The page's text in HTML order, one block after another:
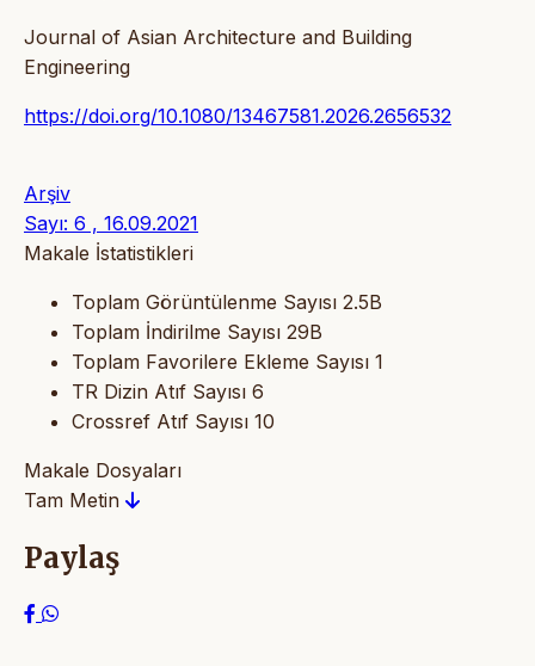
Journal of Asian Architecture and Building
Engineering
https://doi.org/10.1080/13467581.2026.2656532
Arşiv
Sayı: 6 , 16.09.2021
Makale İstatistikleri
Toplam Görüntülenme Sayısı 2.5B
Toplam İndirilme Sayısı 29B
Toplam Favorilere Ekleme Sayısı 1
TR Dizin Atıf Sayısı 6
Crossref Atıf Sayısı 10
Makale Dosyaları
Tam Metin
Paylaş